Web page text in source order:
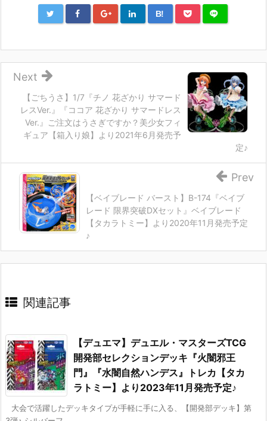
B!
【ごちうさ】1/7『チノ 花ざかり サマード
レスVer.』『ココア 花ざかり サマードレス
Ver.』ご注文はうさぎですか？美少女フィ
ギュア【箱入り娘】より2021年6月発売予
定♪
Next
【ベイブレード バースト】B-174『ベイブ
レード 限界突破DXセット』ベイブレード
【タカラトミー】より2020年11月発売予定
♪
Prev
関連記事
【デュエマ】デュエル・マスターズTCG
開発部セレクションデッキ『火闇邪王
門』『水闇自然ハンデス』トレカ【タカ
ラトミー】より2023年11月発売予定♪
大会で活躍したデッキタイプが手軽に手に入る、【開発部デッキ】第